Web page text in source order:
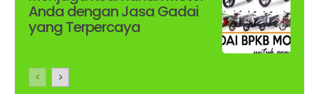
Anda dengan Jasa Gadai
yang Terpercaya